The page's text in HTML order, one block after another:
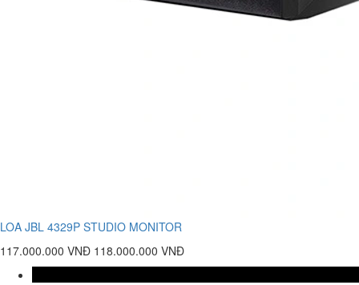
LOA JBL 4329P STUDIO MONITOR
117.000.000 VNĐ 118.000.000 VNĐ